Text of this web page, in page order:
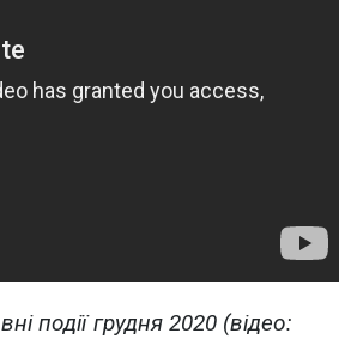
події грудня 2020 (відео: